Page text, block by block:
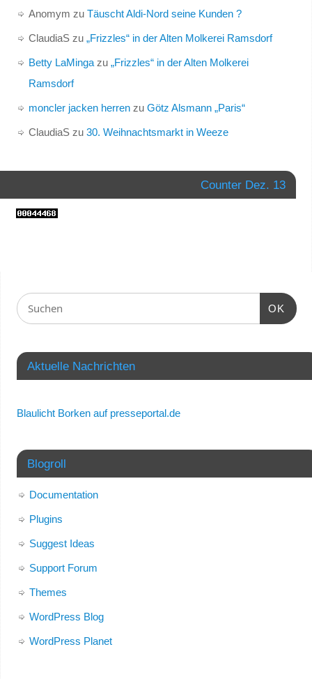
Anomym zu Täuscht Aldi-Nord seine Kunden ?
ClaudiaSzu „Frizzles“ in der Alten Molkerei Ramsdorf
Betty LaMingazu „Frizzles“ in der Alten Molkerei
Ramsdorf
moncler jacken herrenzu Götz Alsmann „Paris“
ClaudiaSzu 30. Weihnachtsmarkt in Weeze
Counter Dez. 13
OK
Aktuelle Nachrichten
Blaulicht Borken auf presseportal.de
Blogroll
Documentation
Plugins
Suggest Ideas
Support Forum
Themes
WordPress Blog
WordPress Planet